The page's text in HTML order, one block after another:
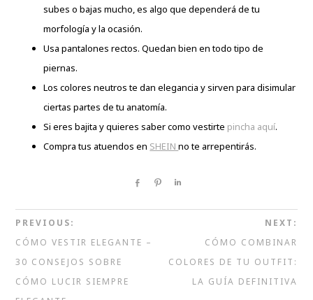
subes o bajas mucho, es algo que dependerá de tu
morfología y la ocasión.
Usa pantalones rectos. Quedan bien en todo tipo de
piernas.
Los colores neutros te dan elegancia y sirven para disimular
ciertas partes de tu anatomía.
Si eres bajita y quieres saber como vestirte pincha aquí.
Compra tus atuendos en SHEINno te arrepentirás.
Share Pin
PREVIOUS:
CÓMO VESTIR ELEGANTE –
30 CONSEJOS SOBRE
CÓMO LUCIR SIEMPRE
NEXT:
CÓMO COMBINAR
COLORES DE TU OUTFIT:
LA GUÍA DEFINITIVA